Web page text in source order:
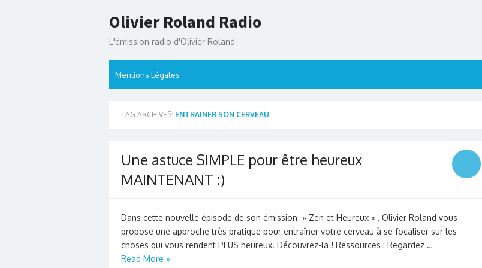
to
Olivier Roland Radio
L'émission radio d'Olivier Roland
Mentions Légales
TAG ARCHIVES: ENTRAINER SON CERVEAU
Une astuce SIMPLE pour être heureux
MAINTENANT :)
Dans cette nouvelle épisode de son émission » Zen et Heureux « , Olivier Roland vous
propose une approche très pratique pour entraîner votre cerveau à se focaliser sur les
choses qui vous rendent PLUS heureux. Découvrez-la ! Ressources : Regardez …
Read More »